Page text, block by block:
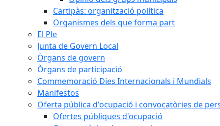
Cartipàs: organització política
Organismes dels que forma part
El Ple
Junta de Govern Local
Òrgans de govern
Òrgans de participació
Commemoració Dies Internacionals i Mundials
Manifestos
Oferta pública d'ocupació i convocatòries de
Ofertes públiques d'ocupació